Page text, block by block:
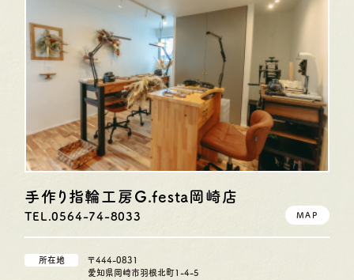
手作り指輪工房G.festa岡崎店
TEL.0564-74-8033 MAP
所在地
〒444-0831
愛知県岡崎市羽根北町1-4-5